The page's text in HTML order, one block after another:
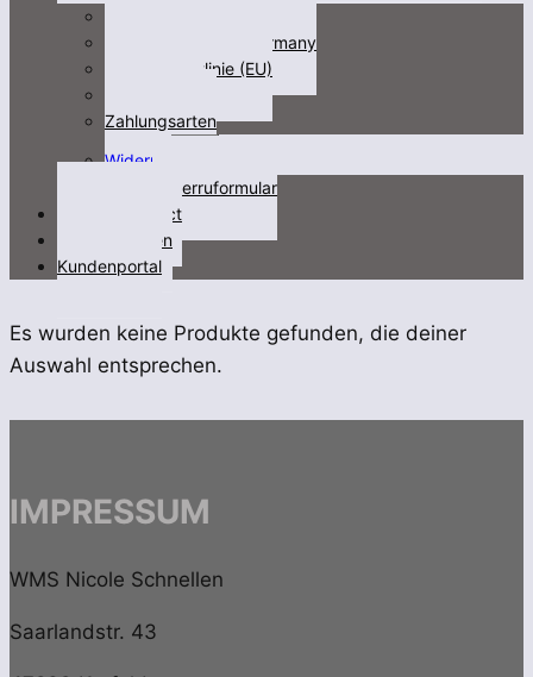
Fracht/freight not Germany
Cookie-Richtlinie (EU)
Zahlungsarten
Widerruf
Widerruformular
Kontakt/contact
Videos/Medien
Kundenportal
Es wurden keine Produkte gefunden, die deiner
Auswahl entsprechen.
IMPRESSUM
WMS Nicole Schnellen
Saarlandstr. 43